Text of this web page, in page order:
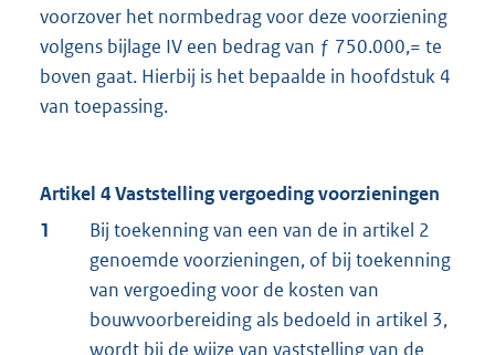
voorzover het normbedrag voor deze voorziening
volgens bijlage IV een bedrag van ƒ 750.000,= te
boven gaat. Hierbij is het bepaalde in hoofdstuk 4
van toepassing.
Artikel 4 Vaststelling vergoeding voorzieningen
1
Bij toekenning van een van de in artikel 2
genoemde voorzieningen, of bij toekenning
van vergoeding voor de kosten van
bouwvoorbereiding als bedoeld in artikel 3,
wordt bij de wijze van vaststelling van de